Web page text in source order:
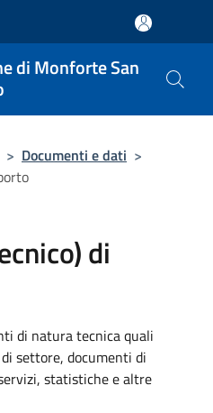
di Monforte San
> Documenti e dati >
di
di natura tecnica quali
settore, documenti di
statistiche e altre